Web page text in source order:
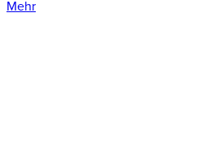
Mehr